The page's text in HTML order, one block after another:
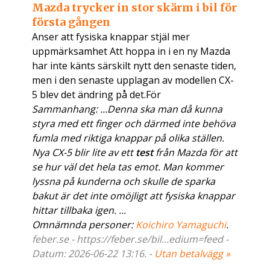
Mazda trycker in stor skärm i bil för
första gången
Anser att fysiska knappar stjäl mer
uppmärksamhet Att hoppa in i en ny Mazda
har inte känts särskilt nytt den senaste tiden,
men i den senaste upplagan av modellen CX-
5 blev det ändring på det.För
Sammanhang: ...Denna ska man då kunna
styra med ett finger och därmed inte behöva
fumla med riktiga knappar på olika ställen.
Nya CX-5 blir lite av etttestfrån Mazda för att
se hur väl det hela tas emot. Man kommer
lyssna på kunderna och skulle de sparka
bakut är det inte omöjligt att fysiska knappar
hittar tillbaka igen. ...
Omnämnda personer:Koichiro Yamaguchi.
feber.se - https://feber.se/bil...edium=feed -
Datum: 2026-06-22 13:16. - Utan betalvägg »